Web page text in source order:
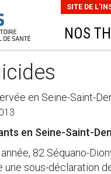
SITE DE
NOS
en Seine-Saint-
en Seine-Saint-
82 Séquano-
une sous-déclaration